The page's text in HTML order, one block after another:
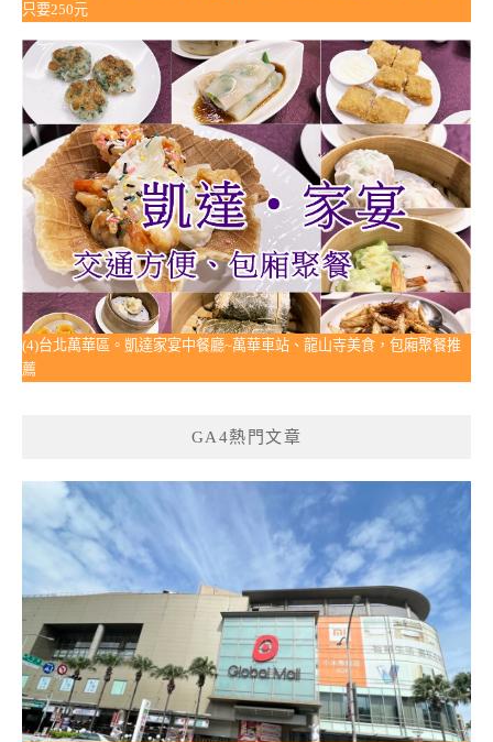
只要250元
(4)台北萬華區。凱達家宴中餐廳~萬華車站、龍山寺美食，包廂聚餐推
薦
GA4熱門文章